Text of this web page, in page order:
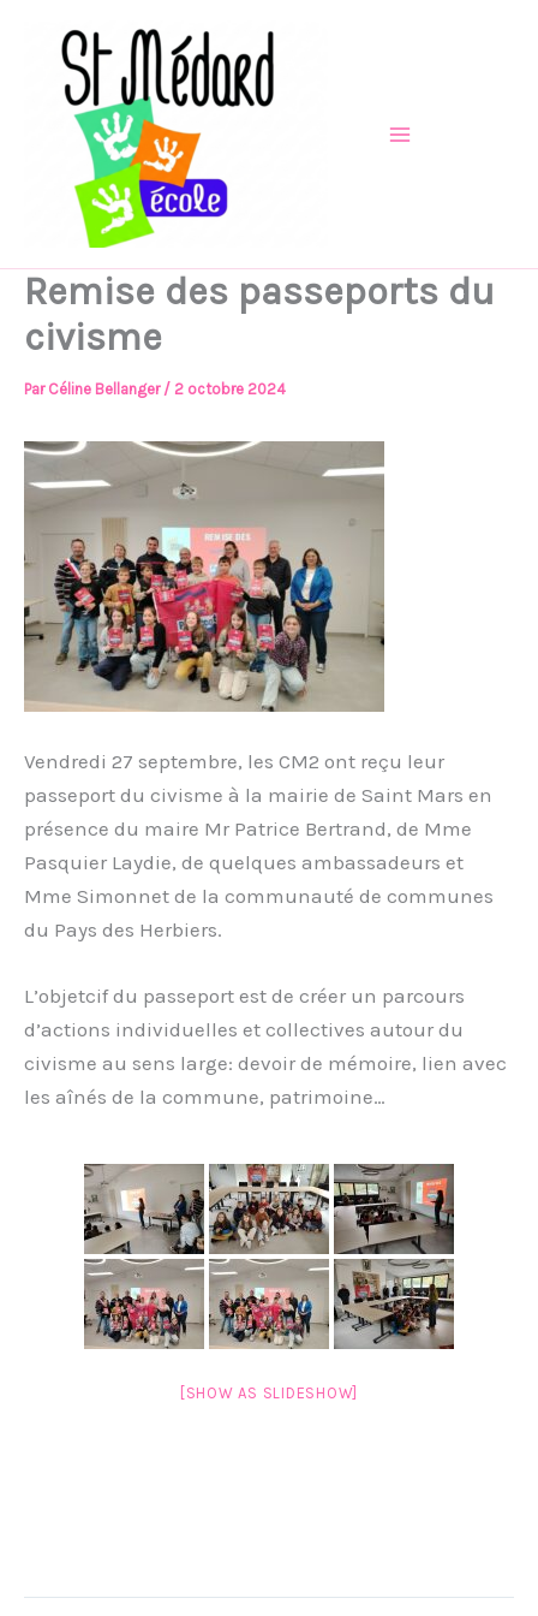
contenu
Remise des passeports du
civisme
Par Céline Bellanger / 2 octobre 2024
Vendredi 27 septembre, les CM2 ont reçu leur
passeport du civisme à la mairie de Saint Mars en
présence du maire Mr Patrice Bertrand, de Mme
Pasquier Laydie, de quelques ambassadeurs et
Mme Simonnet de la communauté de communes
du Pays des Herbiers.
L’objetcif du passeport est de créer un parcours
d’actions individuelles et collectives autour du
civisme au sens large: devoir de mémoire, lien avec
les aînés de la commune, patrimoine…
[SHOW AS SLIDESHOW]